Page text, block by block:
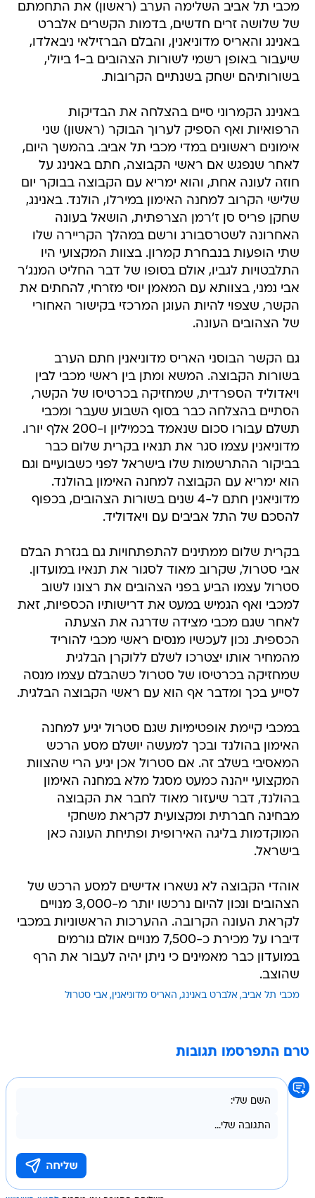
מכבי תל אביב השלימה הערב (ראשון) את התחמתם
של שלושה זרים חדשים, בדמות הקשרים אלברט
באנינג והאריס מדוניאנין, והבלם הברזילאי ניבאלדו,
שיעבור באופן רשמי לשורות הצהובים ב-1 ביולי,
בשורותיהם ישחק בשנתיים הקרובות.
באנינג הקמרוני סיים בהצלחה את הבדיקות
הרפואיות ואף הספיק לערוך הבוקר (ראשון) שני
אימונים ראשונים במדי מכבי תל אביב. בהמשך היום,
לאחר שנפגש אם ראשי הקבוצה, חתם באנינג על
חוזה לעונה אחת, והוא ימריא עם הקבוצה בבוקר יום
שלישי הקרוב למחנה האימון במירלו, הולנד. באנינג,
שחקן פריס סן ז'רמן הצרפתית, הושאל בעונה
האחרונה לשטרסבורג ורשם במהלך הקריירה שלו
שתי הופעות בנבחרת קמרון. בצוות המקצועי היו
התלבטויות לגביו, אולם בסופו של דבר החליט המנג'ר
אבי נמני, בצוותא עם המאמן יוסי מזרחי, להחתים את
הקשר, שצפוי להיות העוגן המרכזי בקישור האחורי
של הצהובים העונה.
גם הקשר הבוסני האריס מדוניאנין חתם הערב
בשורות הקבוצה. המשא ומתן בין ראשי מכבי לבין
ויאדוליד הספרדית, שמחזיקה בכרטיסו של הקשר,
הסתיים בהצלחה כבר בסוף השבוע שעבר ומכבי
תשלם עבורו סכום שנאמד בכמיליון ו-200 אלף יורו.
מדוניאנין עצמו סגר את תנאיו בקרית שלום כבר
בביקור ההתרשמות שלו בישראל לפני כשבועיים וגם
הוא ימריא עם הקבוצה למחנה האימון בהולנד.
מדוניאנין חתם ל-4 שנים בשורות הצהובים, בכפוף
להסכם של התל אביבים עם ויאדוליד.
בקרית שלום ממתינים להתפתחויות גם בגזרת הבלם
אבי סטרול, שקרוב מאוד לסגור את תנאיו במועדון.
סטרול עצמו הביע בפני הצהובים את רצונו לשוב
למכבי ואף הגמיש במעט את דרישותיו הכספיות, זאת
לאחר שגם מכבי מצידה שדרגה את הצעתה
הכספית. נכון לעכשיו מנסים ראשי מכבי להוריד
מהמחיר אותו יצטרכו לשלם ללוקרן הבלגית
שמחזיקה בכרטיסו של סטרול כשהבלם עצמו מנסה
לסייע בכך ומדבר אף הוא עם ראשי הקבוצה הבלגית.
במכבי קיימת אופטימיות שגם סטרול יגיע למחנה
האימון בהולנד ובכך למעשה יושלם מסע הרכש
המאסיבי בשלב זה. אם סטרול אכן יגיע הרי שהצוות
המקצועי ייהנה כמעט מסגל מלא במחנה האימון
בהולנד, דבר שיעזור מאוד לחבר את הקבוצה
מבחינה חברתית ומקצועית לקראת משחקי
המוקדמות בליגה האירופית ופתיחת העונה כאן
בישראל.
אוהדי הקבוצה לא נשארו אדישים למסע הרכש של
הצהובים ונכון להיום נרכשו יותר מ-3,000 מנויים
לקראת העונה הקרובה. ההערכות הראשוניות במכבי
דיברו על מכירת כ-7,500 מנויים אולם גורמים
במועדון כבר מאמינים כי ניתן יהיה לעבור את הרף
שהוצב.
מכבי תל אביב אלברט באנינג האריס מדוניאנין אבי סטרול
טרם התפרסמו תגובות